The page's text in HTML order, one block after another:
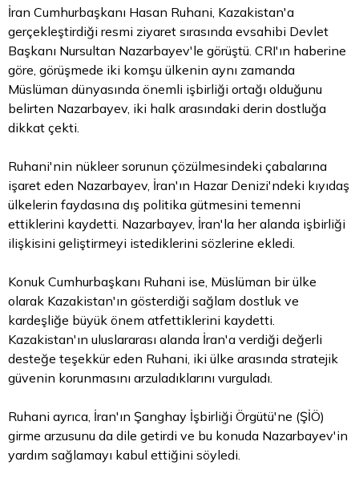
İran Cumhurbaşkanı Hasan Ruhani, Kazakistan'a
gerçekleştirdiği resmi ziyaret sırasında evsahibi Devlet
Başkanı Nursultan Nazarbayev'le görüştü. CRI'ın haberine
göre, görüşmede iki komşu ülkenin aynı zamanda
Müslüman dünyasında önemli işbirliği ortağı olduğunu
belirten Nazarbayev, iki halk arasındaki derin dostluğa
dikkat çekti.
Ruhani'nin nükleer sorunun çözülmesindeki çabalarına
işaret eden Nazarbayev, İran'ın Hazar Denizi'ndeki kıyıdaş
ülkelerin faydasına dış politika gütmesini temenni
ettiklerini kaydetti. Nazarbayev, İran'la her alanda işbirliği
ilişkisini geliştirmeyi istediklerini sözlerine ekledi.
Konuk Cumhurbaşkanı Ruhani ise, Müslüman bir ülke
olarak Kazakistan'ın gösterdiği sağlam dostluk ve
kardeşliğe büyük önem atfettiklerini kaydetti.
Kazakistan'ın uluslararası alanda İran'a verdiği değerli
desteğe teşekkür eden Ruhani, iki ülke arasında stratejik
güvenin korunmasını arzuladıklarını vurguladı.
Ruhani ayrıca, İran'ın Şanghay İşbirliği Örgütü'ne (ŞİÖ)
girme arzusunu da dile getirdi ve bu konuda Nazarbayev'in
yardım sağlamayı kabul ettiğini söyledi.